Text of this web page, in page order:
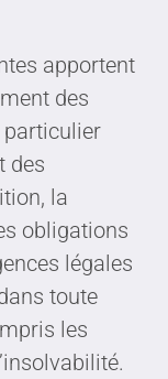
apportent
des
particulier
des
la
obligations
légales
toute
les